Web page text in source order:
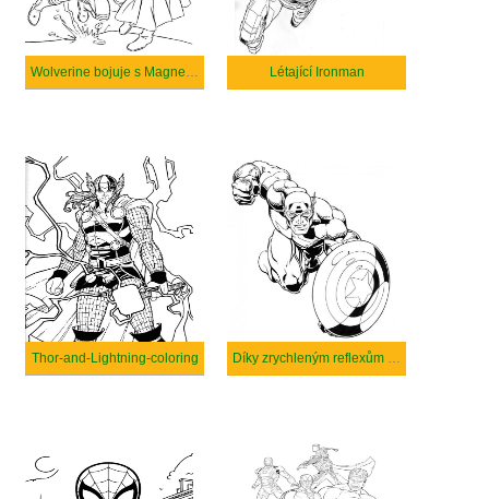
Wolverine bojuje s Magnetem. Létající Ironman
Thor-and-Lightning-coloring Díky zrychleným reflexům může Steve Rogers uhýbat kulkám